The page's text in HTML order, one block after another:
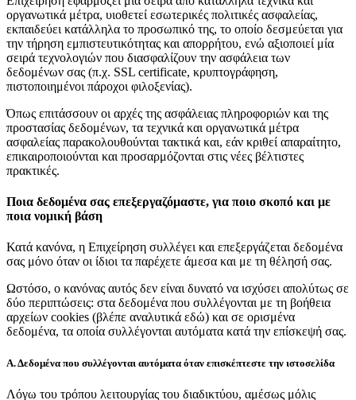
οργανωτικά μέτρα, υιοθετεί εσωτερικές πολιτικές ασφαλείας,
εκπαιδεύει κατάλληλα το προσωπικό της, το οποίο δεσμεύεται για
την τήρηση εμπιστευτικότητας και απορρήτου, ενώ αξιοποιεί μία
σειρά τεχνολογιών που διασφαλίζουν την ασφάλεια των
δεδομένων σας (π.χ. SSL certificate, κρυπτογράφηση,
πιστοποιημένοι πάροχοι φιλοξενίας).
Όπως επιτάσσουν οι αρχές της ασφάλειας πληροφοριών και της
προστασίας δεδομένων, τα τεχνικά και οργανωτικά μέτρα
ασφαλείας παρακολουθούνται τακτικά και, εάν κριθεί απαραίτητο,
επικαιροποιούνται και προσαρμόζονται στις νέες βέλτιστες
πρακτικές.
Ποια δεδομένα σας επεξεργαζόμαστε, για ποιο σκοπό και με
ποια νομική βάση
Κατά κανόνα, η Επιχείρηση συλλέγει και επεξεργάζεται δεδομένα
σας μόνο όταν οι ίδιοι τα παρέχετε άμεσα και με τη θέλησή σας.
Ωστόσο, ο κανόνας αυτός δεν είναι δυνατό να ισχύσει απολύτως σε
δύο περιπτώσεις: στα δεδομένα που συλλέγονται με τη βοήθεια
αρχείων cookies (βλέπε αναλυτικά εδώ) και σε ορισμένα
δεδομένα, τα οποία συλλέγονται αυτόματα κατά την επίσκεψή σας.
Α. Δεδομένα που συλλέγονται αυτόματα όταν επισκέπτεστε την ιστοσελίδα
Λόγω του τρόπου λειτουργίας του διαδικτύου, αμέσως μόλις